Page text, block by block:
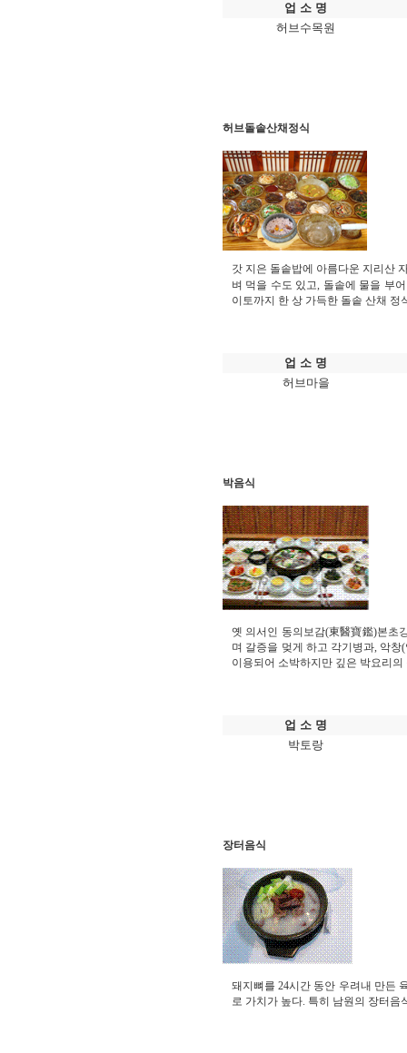
업 소 명
허브수목원
허브돌솥산채정식
갓 지은 돌솥밥에 아름다운 지리산
벼 먹을 수도 있고, 돌솥에 물을 부
이토까지 한 상 가득한 돌솥 산채 정
업 소 명
허브마을
박음식
옛 의서인 동의보감(東醫寶鑑)본초
며 갈증을 멎게 하고 각기병과, 악
이용되어 소박하지만 깊은 박요리
업 소 명
박토랑
장터음식
돼지뼈를 24시간 동안 우려내 만든
로 가치가 높다. 특히 남원의 장터